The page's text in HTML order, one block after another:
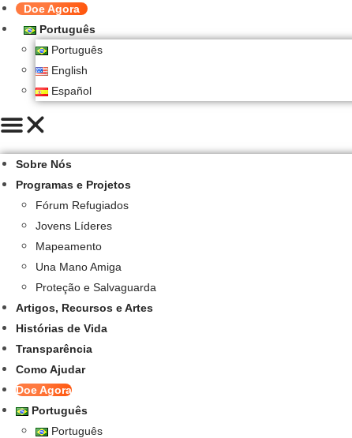
Doe Agora
Português
Português
English
Español
Sobre Nós
Programas e Projetos
Fórum Refugiados
Jovens Líderes
Mapeamento
Una Mano Amiga
Proteção e Salvaguarda
Artigos, Recursos e Artes
Histórias de Vida
Transparência
Como Ajudar
Doe Agora
Português
Português